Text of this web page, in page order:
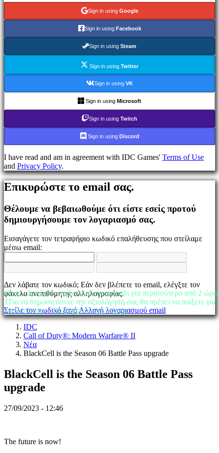
IDC
Υποστήριξη
Λογαριασμός
Σύνδεση
τον
σας;
Αλλαγή
γλώσσας
AR
BS
CS
DE
EL
EN
FI
FR
KO
NL
NO
PL
PT
TR
VI
Sign in using Google
Sign in using Facebook
Sign in using Steam
Sign in using Twitter
Sign in using VK
Sign in using Microsoft
Sign in using Twitch
Sign in using Discord
I have read and am in agreement with IDC Games' Terms of Use
and Privacy Policy.
Επικυρώστε το email σας.
Θέλουμε να βεβαιωθούμε ότι είστε εσείς προτού
δημιουργήσουμε τον λογαριασμό σας.
Εισαγάγετε τον τετραψήφιο κωδικό επαλήθευσης που στείλαμε
μέσω email:
Δεν λάβατε τον κωδικό; Εάν δεν βλέπετε το email, ελέγξτε τον
φάκελο ανεπιθύμητης αλληλογραφίας.
Στείλε τον κωδικό ξανάΑλλαγή λογαριασμού email
IDC
Call of Duty®: Modern Warfare® II
Νέα
BlackCell is the Season 06 Battle Pass upgrade
BlackCell is the Season 06 Battle Pass
upgrade
27/09/2023 - 12:46
The future is now!
Οοπς...Δεν έχετε παίξει αυτο το παιχνίδι για περισσότερο από 2 ώρες
TΓια να δημοσιεύσετε την αξιολόγησή σας θα πρέπει να παίξετε για
περισσότερο... Τουλάχιστον για 2 ώρες.